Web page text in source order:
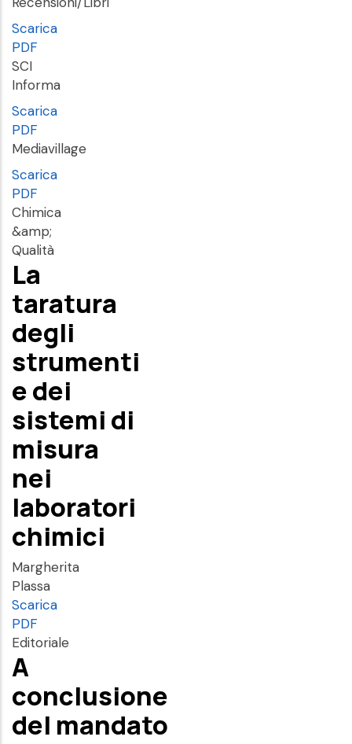
Scarica
PDF
SCI
Informa
Scarica
PDF
Mediavillage
Scarica
PDF
Chimica
&amp;
Qualità
La
taratura
degli
strumenti
e dei
sistemi di
misura
nei
laboratori
chimici
Margherita
Plassa
Scarica
PDF
Editoriale
A
conclusione
del mandato